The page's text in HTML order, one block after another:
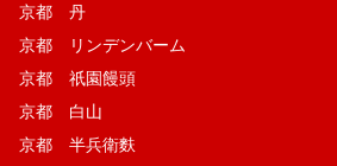
京都 丹
京都 リンデンバーム
京都 祇園饅頭
京都 白山
京都 半兵衛麩